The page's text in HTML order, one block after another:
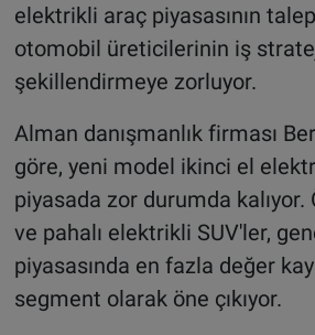
elektrikli araç piyasasının
otomobil üreticilerinin iş
şekillendirmeye zorluyor.
Alman danışmanlık firması
göre, yeni model ikinci el
piyasada zor durumda kalıyor.
ve pahalı elektrikli SUV'ler,
piyasasında en fazla değer
segment olarak öne çıkıyor.